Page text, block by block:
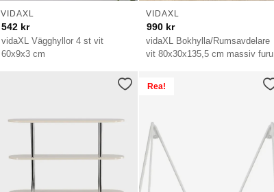
vidaXL Vägghyllor 4 st vit
60x9x3 cm
VIDAXL
542 kr
vidaXL Bokhylla/Rumsavdelare
vit 80x30x135,5 cm massiv furu
VIDAXL
990 kr
Rea!